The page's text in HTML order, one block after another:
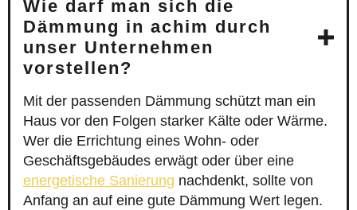
Wie darf man sich die
Dämmung in achim durch
unser Unternehmen
vorstellen?
Mit der passenden Dämmung schützt man ein
Haus vor den Folgen starker Kälte oder Wärme.
Wer die Errichtung eines Wohn- oder
Geschäftsgebäudes erwägt oder über eine
energetische Sanierung nachdenkt, sollte von
Anfang an auf eine gute Dämmung Wert legen.